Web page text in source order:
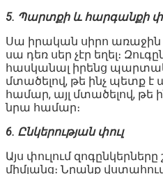
5. Պարտքի և հարգանքի
Սա իրական սիրո առաջին
սա դեռ սեր չէր եղել։
հասկանալ իրենց
մտածելով, թե ինչ պետք է
համար, այլ մտածելով, թե
նրա համար։
6. Ընկերության փուլ
Այս փուլում
միմյանց։ Նրանք